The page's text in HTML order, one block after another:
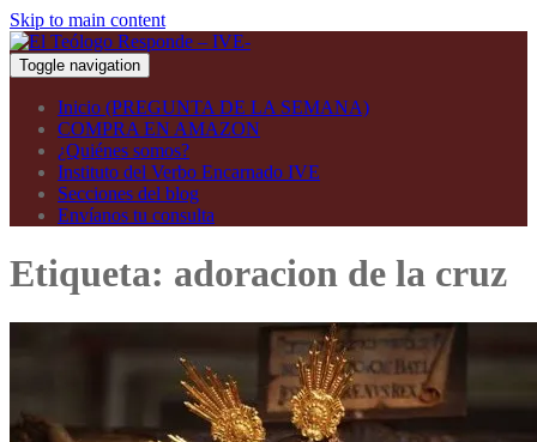
Skip to main content
Toggle navigation
Inicio (PREGUNTA DE LA SEMANA)
COMPRA EN AMAZON
¿Quiénes somos?
Instituto del Verbo Encarnado IVE
Secciones del blog
Envíanos tu consulta
Etiqueta: adoracion de la cruz